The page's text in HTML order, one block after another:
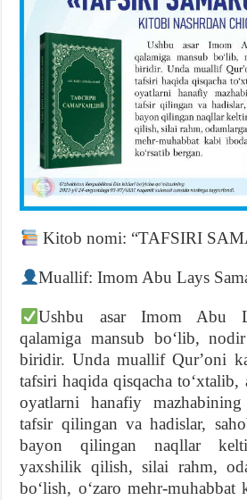
Kitob nomi: “TAFSIRI
Muallif: Imom Abu Lays
Ushbu asar Imom Abu
qalamiga mansub boʻlib,
biridir. Unda muallif Qurʼoni
tafsiri haqida qisqacha
oyatlarni hanafiy mazhabining
tafsir qilingan va hadislar,
bayon qilingan naqllar
yaxshilik qilish, silai rahm,
boʻlish, oʻzaro mehr-